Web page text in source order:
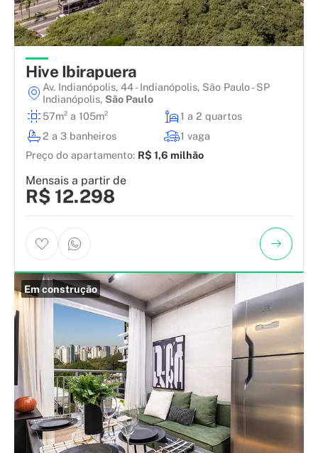
Hive Ibirapuera
Av. Indianópolis, 44 - Indianópolis, São Paulo - SP
Indianópolis, São Paulo
57m² a 105m²
1 a 2 quartos
2 a 3 banheiros
1 vaga
Preço do apartamento: R$ 1,6 milhão
Mensais a partir de
R$ 12.298
Em construção